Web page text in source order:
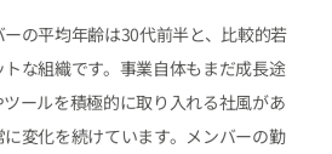
の平均年齢は30代前半と、比較的若
な組織です。事業自体もまだ成長途
ールを積極的に取り入れる社風があ
変化を続けています。メンバーの勤